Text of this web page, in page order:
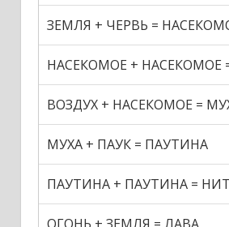
ЗЕМЛЯ + ЧЕРВЬ =
НАСЕКОМОЕ + НАСЕКОМОЕ
ВОЗДУХ + НАСЕКОМОЕ =
МУХА + ПАУК = ПАУТИНА
ПАУТИНА + ПАУТИНА =